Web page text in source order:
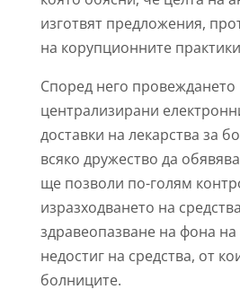
изготвят предложения,
на корупционните
Според него провеждането
централизирани
доставки на лекарства за
всяко дружество да
ще позволи по-голям
изразходването на
здравеопазване на фона
недостиг на средства, от
болниците.